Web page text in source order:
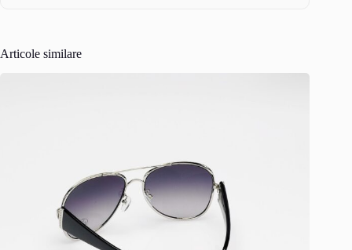
Articole similare